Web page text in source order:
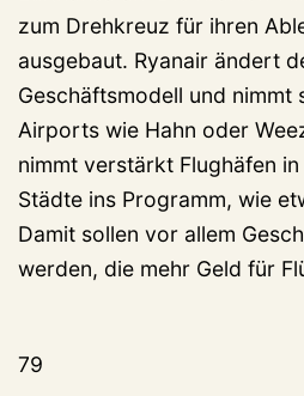
zum Drehkreuz für ihren
ausgebaut. Ryanair ändert
Geschäftsmodell und nimmt
Airports wie Hahn oder
nimmt verstärkt Flughäfen
Städte ins Programm, wie
Damit sollen vor allem
werden, die mehr Geld für
79